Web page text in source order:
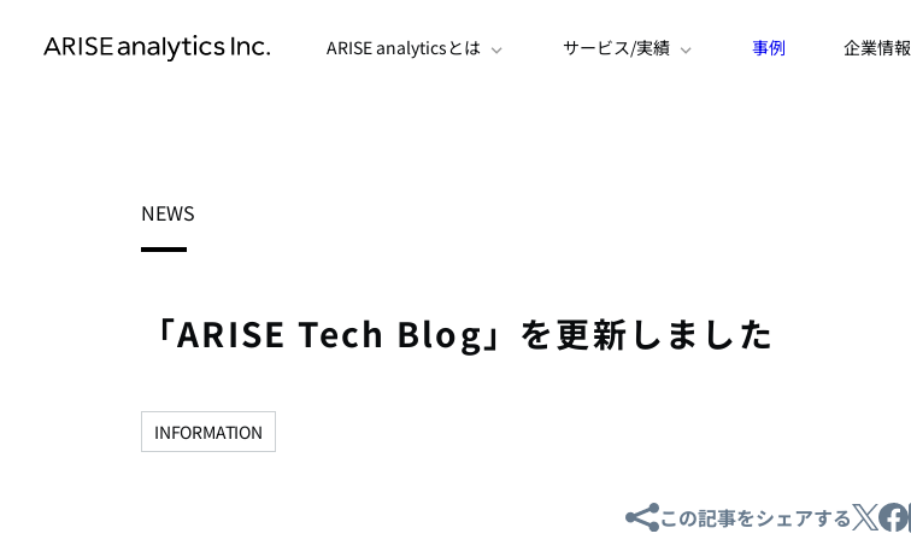
ARISE analyticsとは サービス/実績 事例 企業情報
NEWS
「ARISE Tech Blog」を更新しました
INFORMATION
この記事をシェアする